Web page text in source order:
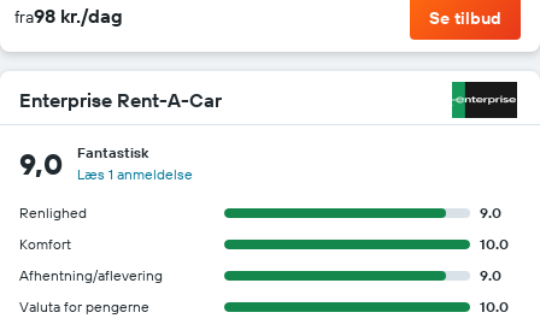
fra98 kr./dag Se tilbud
Enterprise Rent-A-Car
9,0
Fantastisk
Læs 1 anmeldelse
Renlighed
9.0
Komfort
10.0
Afhentning/aflevering
9.0
Valuta for pengerne
10.0